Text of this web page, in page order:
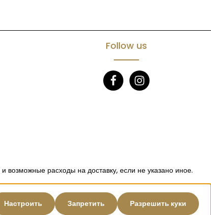
Follow us
и возможные расходы на доставку, если не указано иное.
Запретить
Настроить Разрешить куки